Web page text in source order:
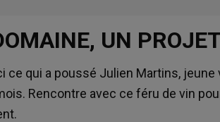
UN
ce qui a poussé Julien Martins, jeune
Rencontre avec ce féru de vin